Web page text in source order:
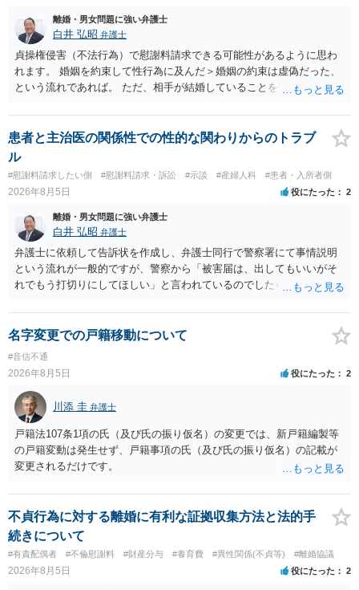
足下を見られてしまいますので、注意する必要があります。 夫が離婚
に抵抗する可能性が高いのであれば、むしろ淡々と調停不成立にして
離婚訴訟で離婚原因を主張し、判決へ持っていく方が近道であること
も少なくありません。見通し等を含め、弁護士へ相談・依頼した方が
よいと思います。
離婚・男女問題に強い弁護士
白井 弘昭 弁護士
貞操権侵害（不法行為）で慰謝料請求できる可能性があるように思わ
れます。 婚姻を約束して性行為に及んだ＞婚姻の約束は虚偽だった、
という流れであれば。 ただ、相手が結婚していることを知って行為に
性も認められそうですので、あまり慰謝料は高額にならないように思
われます。 一度、最寄りの弁護士に相談してみてください。
患者と主治医の関係性での性的な関わりからのトラブ
ル
#慰謝料請求したい側 #慰謝料請求・訴訟 #示談 #産婦人科 #患者・入所者側
2026年8月5日 役にたった 2
離婚・男女問題に強い弁護士
白井 弘昭 弁護士
弁護士に依頼して告訴状を作成し、弁護士同行で警察署にて事情説明
という流れが一般的ですが、警察から「被害届は、出してもいいがそ
れでもう打切りにしてほしい」と言われているのでしたら、あまり結
検察庁に訴えるのもありかもしれないですが、実際に捜査をするの
は、結局所轄だと思われますので、やはり結論は変わらないかもしれ
ないです。 一度、最寄りの「刑事に強い」とうたっている弁護士に相
談してみてはいかがでしょうか。 以上、ご参考まで。
名字変更での戸籍移動について
#音信不通
2026年8月5日 役にたった 2
川添 圭 弁護士
戸籍法107条1項の氏（及び氏の振り仮名）の変更では、新戸籍編製等
の戸籍変動は発生せず、戸籍事項の氏（及び氏の振り仮名）の記載が
変更されるだけです。
不貞行為に対する離婚に有利な証拠収集方法と法的手
続きについて
#有責配偶者 #不倫慰謝料 #財産分与 #養育費 #異性関係(不貞等) #離婚協議
2026年8月5日 役にたった 2